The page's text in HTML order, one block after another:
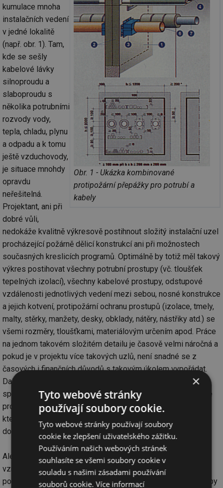
Obr. 1 - Ukázka kombinované
protipožární přepážky pro potrubí a
kabely
kumulace mnoha
instalačních vedení
v jedné lokalitě
(např. obr. 1). Tam,
kde se sešly
kabelové lávky
silnoproudu a
slaboproudu s
několika potrubními
rozvody vody,
tepla, chladu, plynu
a odpadu a k tomu
ještě vzduchovody,
je situace mnohdy
opravdu
neřešitelná.
Projektant, ani při
dobré vůli,
nedokáže kvalitně výkresově postihnout složitý instalační uzel
procházející požárně dělicí konstrukcí ani při možnostech
současných kreslicích programů. Optimálně by totiž měl takový
výkres postihovat všechny potrubní prostupy (vč. tloušťek
tepelných izolací), všechny kabelové prostupy, odstupové
vzdálenosti jednotlivých vedení mezi sebou, nosné konstrukce
a jejich kotvení, protipožární ochranu prostupů (izolace, tmely,
malty, stěrky, manžety, desky, obklady, nátěry, nástřiky atd.) se
všemi rozměry, tloušťkami, materiálovým určením apod. Práce
na jednom takovém složitém detailu je časově velmi náročná a
pokud je v projektu více takových uzlů, není snadné se z
časových i finančních důvodů s takovým úkolem vypořádat.
Další problém nastane při realizaci na stavbě, kdy ani
specializovaná montážní firma nemusí být schopna navržené
prostupy realizovat pro nedostatek místa nebo pro změny,
které instalační firmy udělaly v rozporu s projektem (někdy v
dobré snaze a někdy z lajdáctví).
Ale to ještě není všechno. To nejpodstatnější totiž je, že takto
vzniklý komplex požárních přepážek s prostupy by měl při
požáru bezchybně fungovat. Specializovaná montážní firma by
×
Tyto webové stránky
používají soubory cookie.
Tyto webové stránky používají soubory
cookie ke zlepšení uživatelského zážitku.
Používáním našich webových stránek
souhlasíte se všemi soubory cookie v
souladu s našimi zásadami používání
souborů cookie.Více informací